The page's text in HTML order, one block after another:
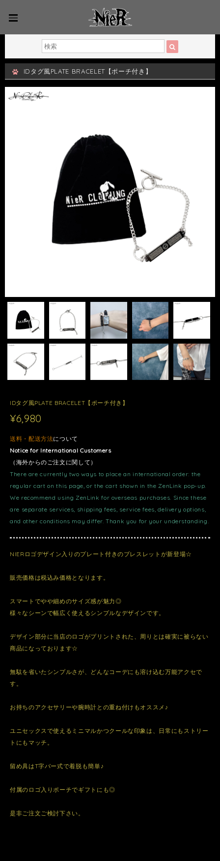
IDタグ風PLATE BRACELET【ポーチ付き】
IDタグ風PLATE BRACELET【ポーチ付き】
¥6,980
送料・配送方法について
Notice for International Customers
（海外からのご注文に関して）
There are currently two ways to place an international order: the
regular cart on this page, or the cart shown in the ZenLink pop-up.
We recommend using ZenLink for overseas purchases. Since these
are separate services, shipping fees, service fees, delivery options,
and other conditions may differ. Thank you for your understanding.
NIERロゴデザイン入りのプレート付きのブレスレットが新登場☆
販売価格は税込み価格となります。
スマートでやや細めのサイズ感が魅力◎
様々なシーンで幅広く使えるシンプルなデザインです。
デザイン部分に当店のロゴがプリントされた、周りとは確実に被らない
商品になっております☆
無駄を省いたシンプルさが、どんなコーデにも溶け込む万能アクセで
す。
お持ちのアクセサリーや腕時計との重ね付けもオススメ♪
ユニセックスで使えるミニマルかつクールな印象は、日常にもストリー
トにもマッチ。
留め具はT字バー式で着脱も簡単♪
付属のロゴ入りポーチでギフトにも◎
是非ご注文ご検討下さい。